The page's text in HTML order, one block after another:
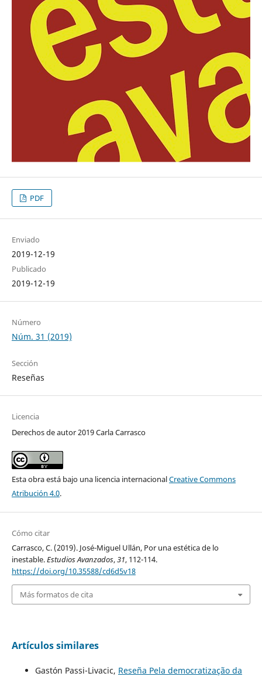
PDF
Enviado
2019-12-19
Publicado
2019-12-19
Número
Núm. 31 (2019)
Sección
Reseñas
Licencia
Derechos de autor 2019 Carla Carrasco
Esta obra está bajo una licencia internacionalCreative Commons
Atribución 4.0.
Cómo citar
Carrasco, C. (2019). José-Miguel Ullán, Por una estética de lo
inestable.Estudios Avanzados,31, 112-114.
https://doi.org/10.35588/cd6d5v18
Más formatos de cita
Artículos similares
Gastón Passi-Livacic, Reseña Pela democratização da